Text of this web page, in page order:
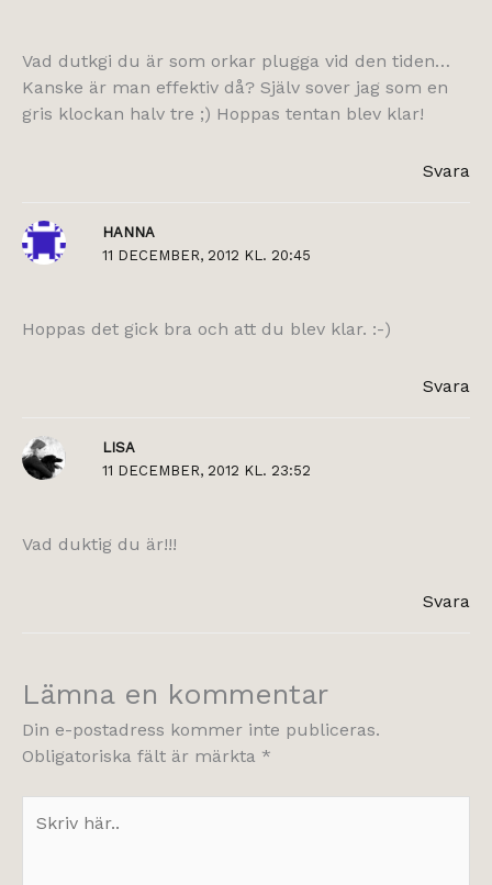
Vad dutkgi du är som orkar plugga vid den tiden…
Kanske är man effektiv då? Själv sover jag som en
gris klockan halv tre ;) Hoppas tentan blev klar!
Svara
HANNA
11 DECEMBER, 2012 KL. 20:45
Hoppas det gick bra och att du blev klar. :-)
Svara
LISA
11 DECEMBER, 2012 KL. 23:52
Vad duktig du är!!!
Svara
Lämna en kommentar
Din e-postadress kommer inte publiceras.
Obligatoriska fält är märkta *
här..